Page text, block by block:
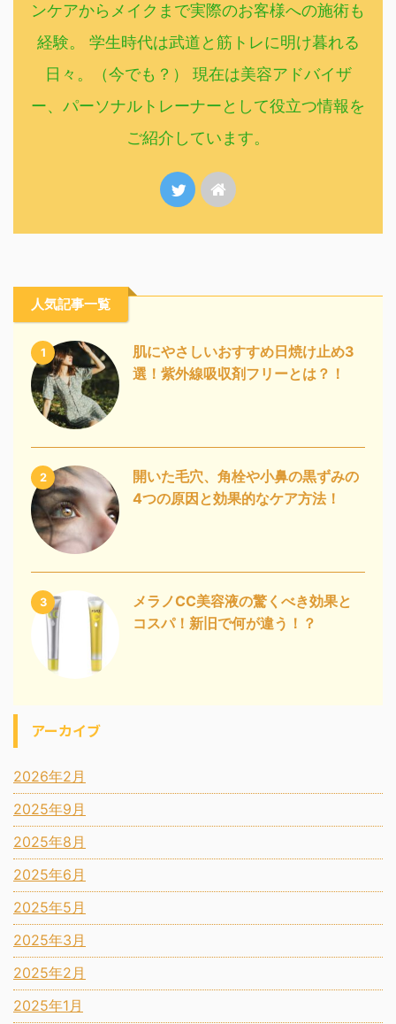
ンケアからメイクまで実際のお客様への施術も
経験。 学生時代は武道と筋トレに明け暮れる
日々。（今でも？） 現在は美容アドバイザ
ー、パーソナルトレーナーとして役立つ情報を
ご紹介しています。
人気記事一覧
1
肌にやさしいおすすめ日焼け止め3
選！紫外線吸収剤フリーとは？！
2
開いた毛穴、角栓や小鼻の黒ずみの
4つの原因と効果的なケア方法！
3
メラノCC美容液の驚くべき効果と
コスパ！新旧で何が違う！？
アーカイブ
2026年2月
2025年9月
2025年8月
2025年6月
2025年5月
2025年3月
2025年2月
2025年1月